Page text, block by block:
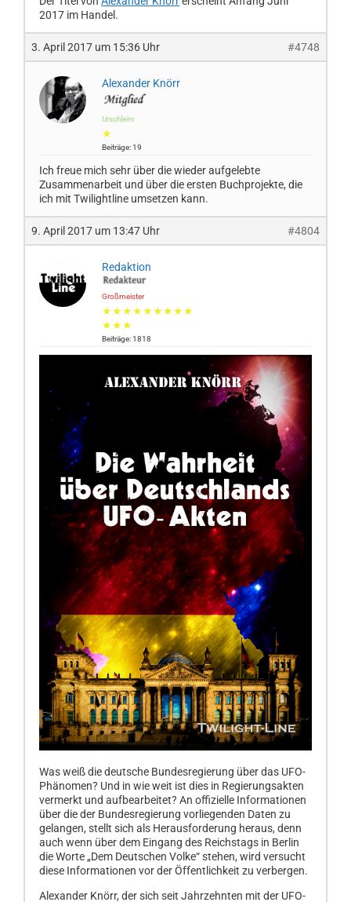
2017 im Handel.
3. April 2017 um 15:36 Uhr #4748
Alexander Knörr
Urschleim
★
Beiträge: 19
Ich freue mich sehr über die wieder aufgelebte
Zusammenarbeit und über die ersten Buchprojekte, die
ich mit Twilightline umsetzen kann.
9. April 2017 um 13:47 Uhr #4804
Redaktion
Großmeister
★★★★★★★★★
★★★
Beiträge: 1818
Was weiß die deutsche Bundesregierung über das UFO-
Phänomen? Und in wie weit ist dies in Regierungsakten
vermerkt und aufbearbeitet? An offizielle Informationen
über die der Bundesregierung vorliegenden Daten zu
gelangen, stellt sich als Herausforderung heraus, denn
auch wenn über dem Eingang des Reichstags in Berlin
die Worte „Dem Deutschen Volke“ stehen, wird versucht
diese Informationen vor der Öffentlichkeit zu verbergen.
Alexander Knörr, der sich seit Jahrzehnten mit der UFO-